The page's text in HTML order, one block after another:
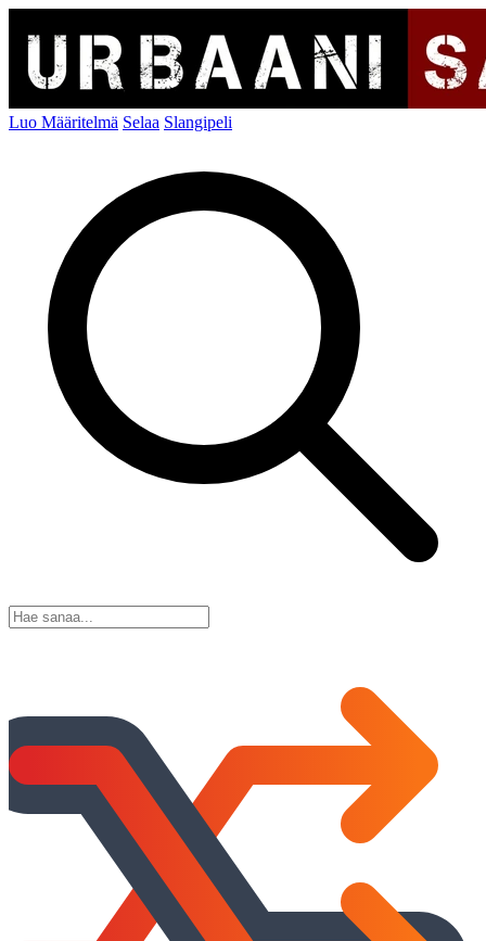
Luo Määritelmä Selaa Slangipeli